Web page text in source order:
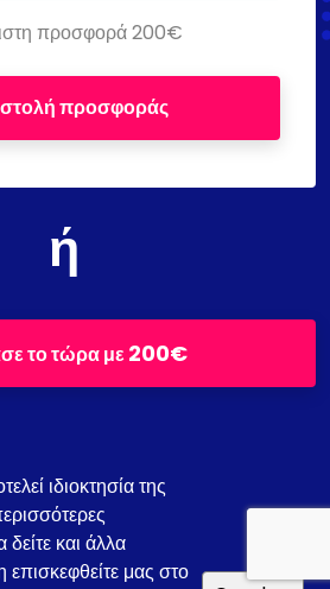
προσφορά 200€
προσφοράς
ή
το τώρα με200€
ιδιοκτησία της
και άλλα
μας στο